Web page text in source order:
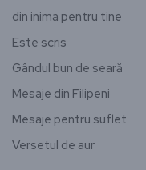
din inima pentru tine
Este scris
Gândul bun de seară
Mesaje din Filipeni
Mesaje pentru suflet
Versetul de aur